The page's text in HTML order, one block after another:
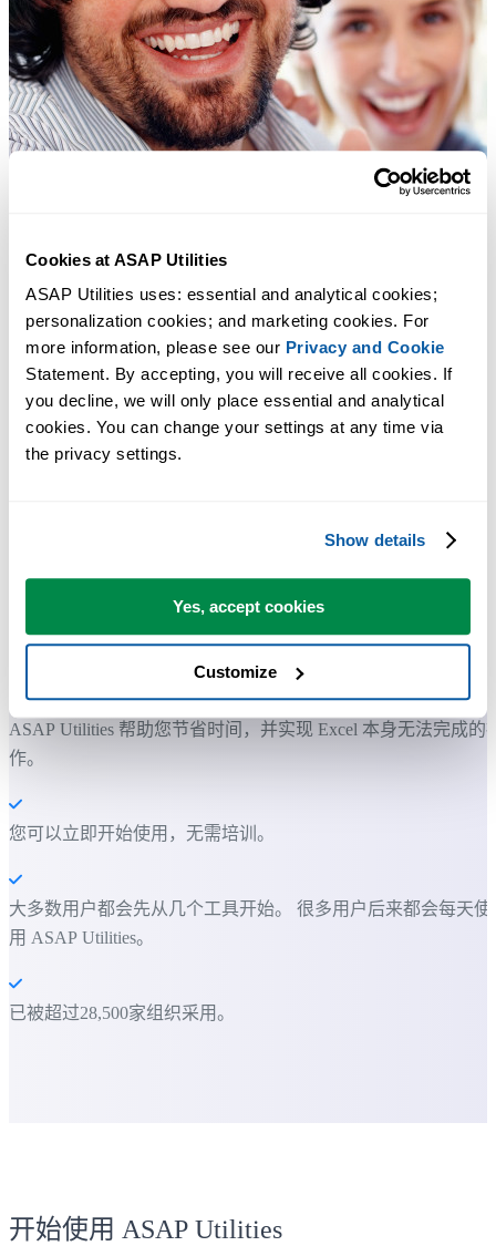
Cookies at ASAP Utilities
ASAP Utilities uses: essential and analytical cookies;
personalization cookies; and marketing cookies. For
more information, please see our Privacy and Cookie
Statement. By accepting, you will receive all cookies. If
you decline, we will only place essential and analytical
cookies. You can change your settings at any time via
the privacy settings.
Show details
Yes, accept cookies
Customize
节省 Excel 工作时间，简单高效。
ASAP Utilities 帮助您节省时间，并实现 Excel 本身无法完成的
作。
您可以立即开始使用，无需培训。
大多数用户都会先从几个工具开始。 很多用户后来都会每天使
用 ASAP Utilities。
已被超过28,500家组织采用。
开始使用 ASAP Utilities